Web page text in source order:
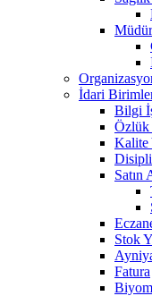
Müdür
İdari
Bilgi
Kalite
Satın
Stok
Fatura